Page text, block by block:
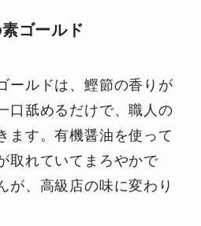
ゴールド
ールドは、鰹節の香りが
口舐めるだけで、職人の
ます。有機醤油を使って
取れていてまろやかで
が、高級店の味に変わり